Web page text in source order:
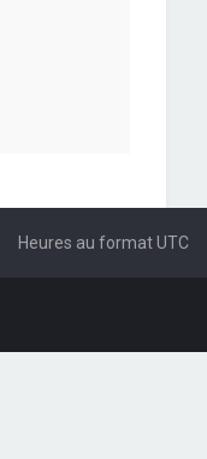
Heures au formatUTC